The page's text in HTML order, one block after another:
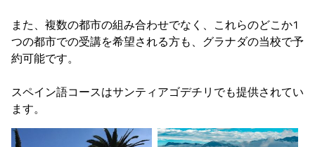
また、複数の都市の組み合わせでなく、これらのどこか1
つの都市での受講を希望される方も、グラナダの当校で予
約可能です。
スペイン語コースはサンティアゴデチリでも提供されてい
ます。